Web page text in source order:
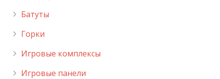
Батуты
Горки
Игровые комплексы
Игровые панели